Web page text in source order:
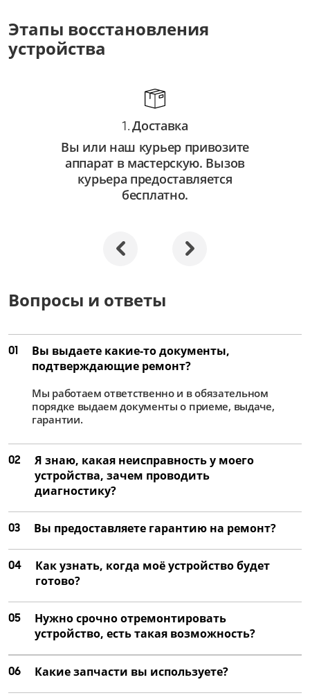
Ремонт оптических элементов
от 2 000 ₽
Этапы восстановления
устройства
1.Доставка
Вы или наш курьер привозите
аппарат в мастерскую. Вызов
курьера предоставляется
бесплатно.
Вопросы и ответы
01
Вы выдаете какие-то документы,
подтверждающие ремонт?
Мы работаем ответственно и в обязательном
порядке выдаем документы о приеме, выдаче,
гарантии.
02
Я знаю, какая неисправность у моего
устройства, зачем проводить
диагностику?
03 Вы предоставляете гарантию на ремонт?
04
Как узнать, когда моё устройство будет
готово?
05
Нужно срочно отремонтировать
устройство, есть такая возможность?
06 Какие запчасти вы используете?